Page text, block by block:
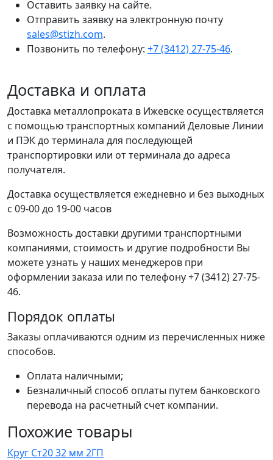
Оставить заявку на сайте.
Отправить заявку на электронную почту
sales@stizh.com.
Позвонить по телефону: +7 (3412) 27-75-46.
Доставка и оплата
Доставка металлопроката в Ижевске осуществляется
с помощью транспортных компаний Деловые Линии
и ПЭК до терминала для последующей
транспортировки или от терминала до адреса
получателя.
Доставка осуществляется ежедневно и без выходных
с 09-00 до 19-00 часов
Возможность доставки другими транспортными
компаниями, стоимость и другие подробности Вы
можете узнать у наших менеджеров при
оформлении заказа или по телефону +7 (3412) 27-75-
46.
Порядок оплаты
Заказы оплачиваются одним из перечисленных ниже
способов.
Оплата наличными;
Безналичный способ оплаты путем банковского
перевода на расчетный счет компании.
Похожие товары
Круг Ст20 32 мм 2ГП